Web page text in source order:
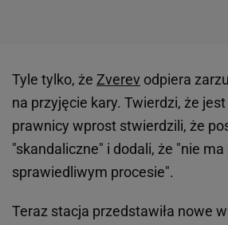
Tyle tylko, że Zverev odpiera
na przyjęcie kary. Twierdzi, że
prawnicy wprost stwierdzili, że
"skandaliczne" i dodali, że "nie
sprawiedliwym procesie".
Teraz stacja przedstawiła nowe